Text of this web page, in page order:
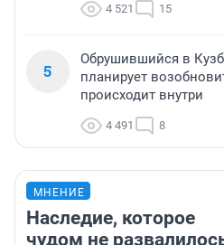
4 521 15
5
Обрушившийся в
планирует
происходит внутри
4 491 8
МНЕНИЕ
Наследие, которое
чудом не